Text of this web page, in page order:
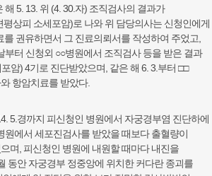
5. 13. 위 (4. 30.자) 조직검사의 결과가
상피 소세포암)로 나와 위 담당의사는 신청인에게
권유하면서 그 진료의뢰서를 작성하여 주었고,
부터 신청외 ○○병원에서 조직검사 등을 받은 결과
암) 4기로 진단받았으며, 같은 해 6. 3.부터 □□
항암치료를 받았다.
5.경까지 피신청인 병원에서 자궁경부염 진단하에
원에서 세포진검사를 받았을 때보다 출혈량이
며, 피신청인 병원에 내원할 때마다 내진을
동안 자궁경부 정중앙에 위치한 커다란 종괴를